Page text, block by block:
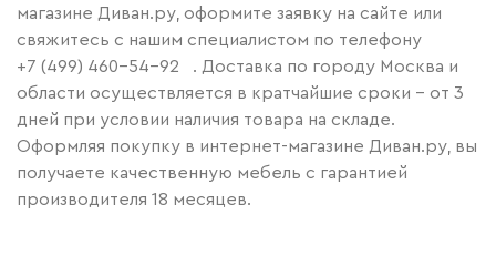
магазине Диван.ру, оформите заявку на сайте или
свяжитесь с нашим специалистом по телефону
+7 (499) 460-54-92
. Доставка по городу Москва и
области осуществляется в кратчайшие сроки – от 3
дней при условии наличия товара на складе.
Оформляя покупку в интернет-магазине Диван.ру, вы
получаете качественную мебель с гарантией
производителя 18 месяцев.